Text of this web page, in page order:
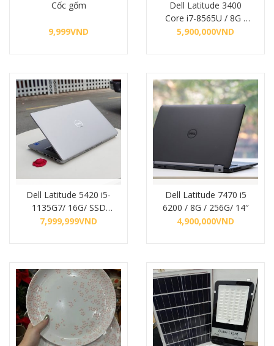
Cốc gốm
9,999VND
Dell Latitude 3400
Core i7-8565U / 8G /
256G/ Vga 2G Mx130/
5,900,000VND
Dell Latitude 5420 i5-
1135G7/ 16G/ SSD
256GB/ 14inch FHD
7,999,999VND
Dell Latitude 7470 i5
6200 / 8G / 256G/ 14″
4,900,000VND